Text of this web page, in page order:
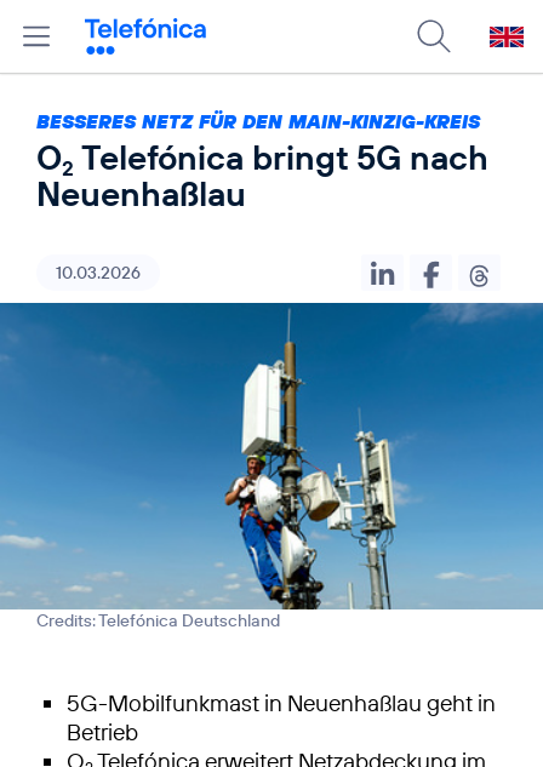
BESSERES NETZ FÜR DEN MAIN-KINZIG-KREIS
O2 Telefónica bringt 5G nach
Neuenhaßlau
10.03.2026
Credits: Telefónica Deutschland
5G-Mobilfunkmast in Neuenhaßlau geht in
Betrieb
O Telefónica erweitert Netzabdeckung im